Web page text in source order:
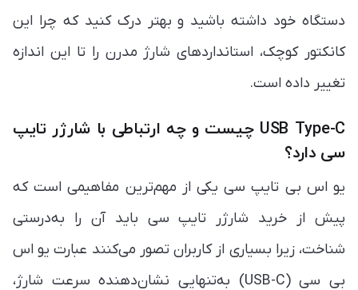
دستگاه خود داشته باشید و بهتر درک کنید که چرا این
کانکتور کوچک، استانداردهای شارژ مدرن را تا این اندازه
تغییر داده است.
USB Type-C چیست و چه ارتباطی با شارژر تایپ
سی دارد؟
یو اس بی تایپ سی یکی از مهم‌ترین مفاهیمی است که
پیش از خرید شارژر تایپ سی باید آن را به‌درستی
شناخت، زیرا بسیاری از کاربران تصور می‌کنند عبارت یو اس
بی سی (USB-C) به‌تنهایی نشان‌دهنده سرعت شارژ،